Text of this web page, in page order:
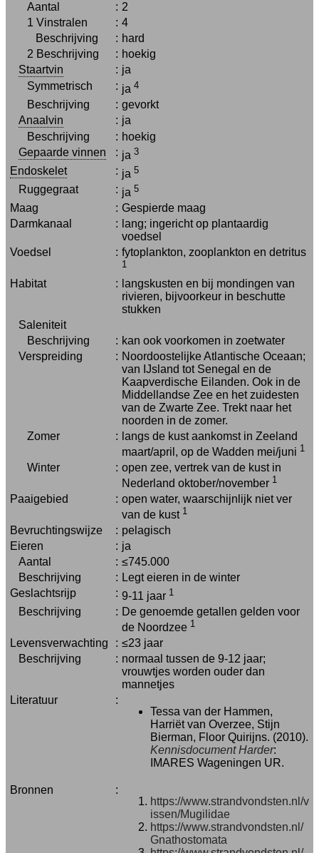
Aantal
: 2
1 Vinstralen
: 4
Beschrijving
: hard
2 Beschrijving
: hoekig
Staartvin
: ja
Symmetrisch
: ja 4
Beschrijving : gevorkt
Anaalvin
: ja
Beschrijving
: hoekig
Gepaarde vinnen
: ja 3
Endoskelet : ja 5
Ruggegraat : ja 5
Maag : Gespierde maag
Darmkanaal
: lang; ingericht op plantaardig
voedsel
Voedsel
: fytoplankton, zooplankton en detritus
1
Habitat : langskusten en bij mondingen van
rivieren, bijvoorkeur in beschutte
stukken
Saleniteit
Beschrijving
: kan ook voorkomen in zoetwater
Verspreiding
: Noordoostelijke Atlantische Oceaan;
van IJsland tot Senegal en de
Kaapverdische Eilanden. Ook in de
Middellandse Zee en het zuidesten
van de Zwarte Zee. Trekt naar het
noorden in de zomer.
Zomer
: langs de kust aankomst in Zeeland
maart/april, op de Wadden mei/juni 1
Winter : open zee, vertrek van de kust in
Nederland oktober/november 1
Paaigebied : open water, waarschijnlijk niet ver
van de kust 1
Bevruchtingswijze : pelagisch
Eieren
: ja
Aantal
: ≤745.000
Beschrijving
: Legt eieren in de winter
Geslachtsrijp
: 9-11 jaar 1
Beschrijving : De genoemde getallen gelden voor
de Noordzee 1
Levensverwachting : ≤23 jaar
Beschrijving
: normaal tussen de 9-12 jaar;
vrouwtjes worden ouder dan
mannetjes
Literatuur
:
Tessa van der Hammen,
Harriët van Overzee, Stijn
Bierman, Floor Quirijns. (2010).
Kennisdocument Harder:
IMARES Wageningen UR.
Bronnen
:
https://www.strandvondsten.nl/v
issen/Mugilidae
https://www.strandvondsten.nl/
Gnathostomata